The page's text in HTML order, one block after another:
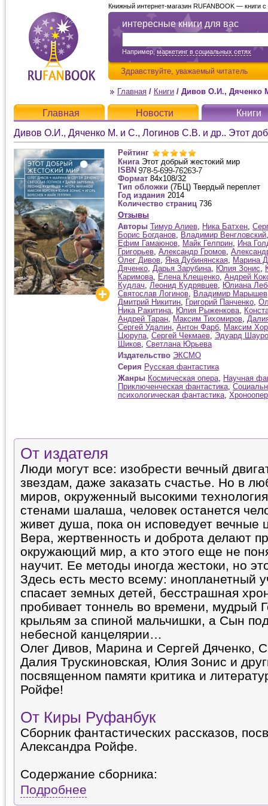
интересные книги для вас
Например,маркетинг в социальных сетях
Здравствуйте, уважаемый читатель
Книжный интернет-магазин RUFANBOOK — книги
Главная / Книги / Дивов О.И., Дяченко М. и
Главная Новости
Книги
Дивов О.И., Дяченко М. и С., Логинов С.В. и др.. Этот
Рейтинг
Книга Этот добрый жестокий мир
ISBN
Формат 84x108/32
Тип обложки (7БЦ) Твердый переплет
Год издания 2014
Количество страниц 736
Отзывы
Авторы Тимур Алиев, Ника Батхен,
Борис Богданов, Владимир Венгловский
Ефим Гамаюнов, Майк Гелприн, Ина
Григорьев, Александр Громов,
Олег Дивов, Яна Дубинянская, Марина
Дяченко, Дарья Зарубина, Юлия Зонис,
Каримова, Елена Клещенко, Андрей
Кудлач, Леонид Кудрявцев, Юлиана
Святослав Логинов, Владимир Марышев
Дмитрий Никитин, Григорий Панченко,
Ника Ракитина, Юлия Рыженкова,
Андрей Таран, Максим Тихомиров,
Сергей Удалин, Антон Фарб, Максим
Цюрупа, Сергей Чекмаев, Эдуард
Шиков, Светлана Юрьева
Издательство ЭКСМО
Серия Русская фантастика
Жанры Космическая опера, Научная
Приключенческая фантастика,
психологическая фантастика,
От издателя
Люди могут все: изобрести вечный
звездам, даже заказать счастье. Но в
миров, окруженный высокими
стенами шалаша, человек останется
живет душа, пока он исповедует вечные
Вера, жертвенность и доброта делают
окружающий мир, а кто этого еще не
научит. Ее методы иногда жестоки, но
Здесь есть место всему: инопланетный
спасает земных детей, бесстрашная
пробивает тоннель во времени, мудрый
крыльям за спиной мальчишки, а Сын
небесной канцелярии…
Олег Дивов, Марина и Сергей Дяченко,
Далия Трускиновская, Юлия Зонис и
посвященном памяти критика и
Ройфе!
От Киры Руфанбук
Сборник фантастических рассказов,
Александра Ройфе.
Содержание сборника:
Подробнее